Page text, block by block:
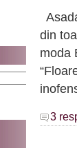
din
moda
3